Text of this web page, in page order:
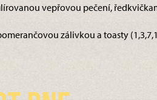
vepřovou pečení,
zálivkou a toasty